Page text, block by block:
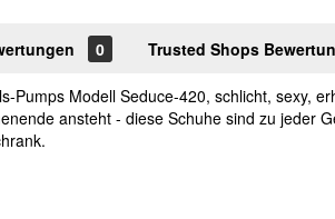
0 Trusted Shops
Pumps Modell Seduce-420, schlicht, sexy,
ansteht - diese Schuhe sind zu jeder